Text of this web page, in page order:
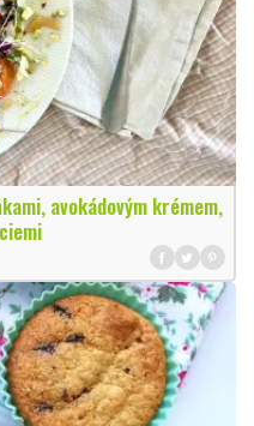
avokádovým krémem,